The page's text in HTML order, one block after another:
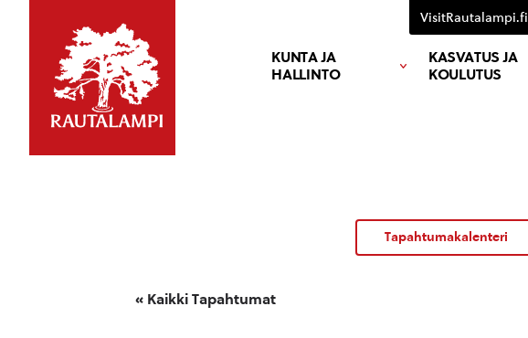
KUNTA JA
HALLINTO
KASVATUS JA
KOULUTUS
VisitRautalampi.fi
Tapahtumakalenteri
« Kaikki Tapahtumat